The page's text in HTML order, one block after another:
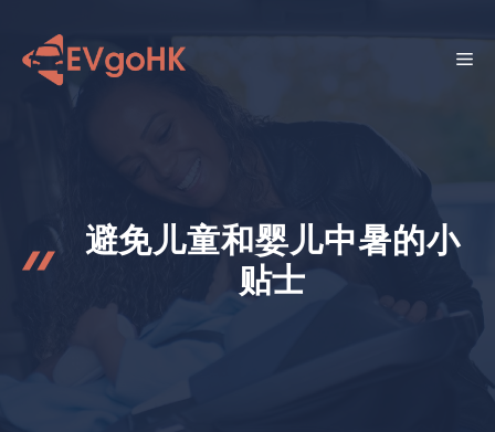
菜
避免儿童和婴儿中暑的小
贴士